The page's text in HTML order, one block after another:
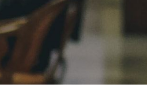
المراكز والوحدات
الأنظمة الذكية